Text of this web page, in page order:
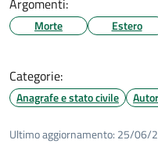
Morte Estero
Categorie:
Anagrafe e stato civile
Ultimo aggiornamento: 25/06/